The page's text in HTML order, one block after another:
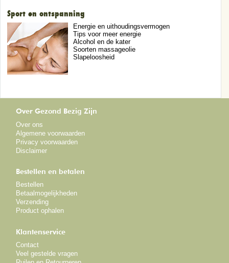
Sport en ontspanning
Energie en uithoudingsvermogen
Tips voor meer energie
Alcohol en de kater
Soorten massageolie
Slapeloosheid
Over Gezond Bezig Zijn
Over ons
Algemene voorwaarden
Privacy voorwaarden
Disclaimer
Bestellen en betalen
Bestellen
Betaalmogelijkheden
Verzending
Product ophalen
Klantenservice
Contact
Veel gestelde vragen